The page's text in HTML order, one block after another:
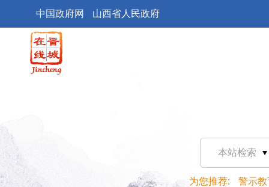
中国政府网 山西省人民政府
本站检索
为您推荐: 警示教